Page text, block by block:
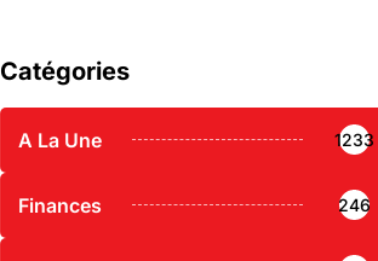
Catégories
A La Une 1233
Finances 246